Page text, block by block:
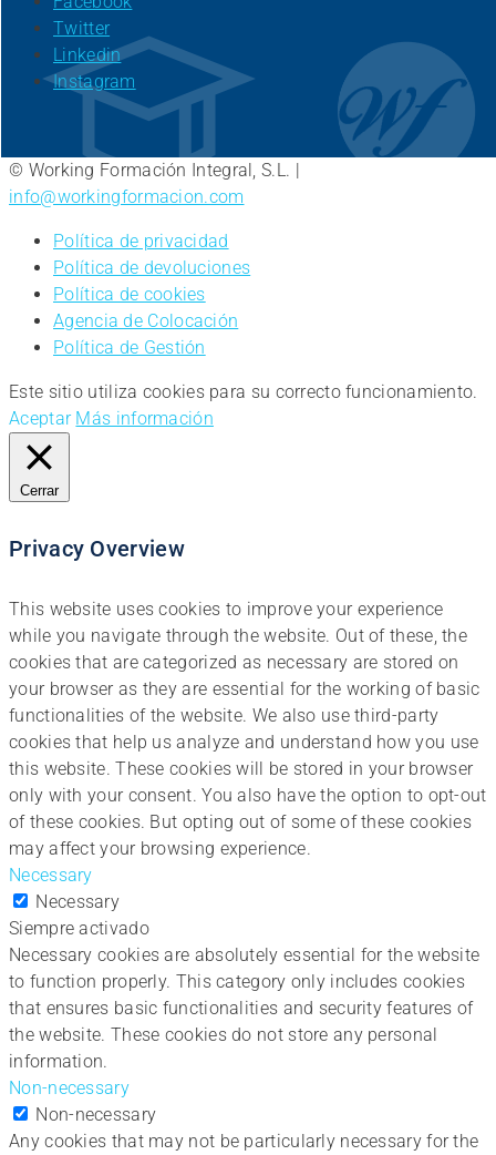
Twitter
Linkedin
Instagram
© Working Formación Integral, S.L. |
info@workingformacion.com
Política de privacidad
Política de devoluciones
Política de cookies
Agencia de Colocación
Política de Gestión
Este sitio utiliza cookies para su correcto funcionamiento.
Aceptar Más información
Cerrar
Privacy Overview
This website uses cookies to improve your experience
while you navigate through the website. Out of these, the
cookies that are categorized as necessary are stored on
your browser as they are essential for the working of basic
functionalities of the website. We also use third-party
cookies that help us analyze and understand how you use
this website. These cookies will be stored in your browser
only with your consent. You also have the option to opt-out
of these cookies. But opting out of some of these cookies
may affect your browsing experience.
Necessary
Necessary
Siempre activado
Necessary cookies are absolutely essential for the website
to function properly. This category only includes cookies
that ensures basic functionalities and security features of
the website. These cookies do not store any personal
information.
Non-necessary
Non-necessary
Any cookies that may not be particularly necessary for the